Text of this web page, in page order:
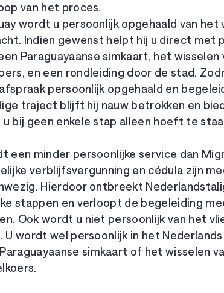
van het proces.
wordt u persoonlijk opgehaald van
Indien gewenst helpt hij u direct met
Paraguayaanse simkaart, het wisselen
en een rondleiding door de stad.
persoonlijk opgehaald en
traject blijft hij nauw betrokken en
bij geen enkele stap alleen hoeft te
een minder persoonlijke service dan
verblijfsvergunning en cédula zijn
Hierdoor ontbreekt
stappen en verloopt de begeleiding
Ook wordt u niet persoonlijk van het
U wordt wel persoonlijk in het
simkaart of het wisselen